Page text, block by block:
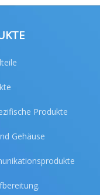
Produkte
Gehäuse